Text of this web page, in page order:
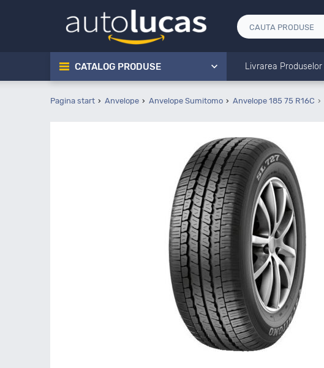
CATALOG PRODUSE Livrarea Produselor
Pagina start Anvelope Anvelope Sumitomo Anvelope 185 75 R16C